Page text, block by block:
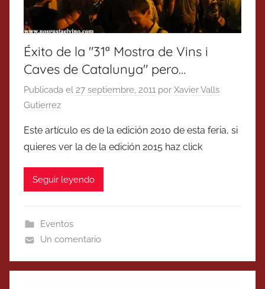
Éxito de la "31ª Mostra de Vins i
Caves de Catalunya" pero…
Publicada el 27 septiembre, 2011 por Xavier Valls
Gutierrez
Este artículo es de la edición 2010 de esta feria, si
quieres ver la de la edición 2015 haz click
Seguir leyendo
Eventos
Un comentario